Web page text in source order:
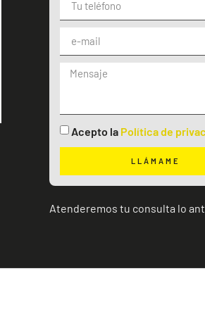
Acepto la Política de
LLÁMAME
Atenderemos tu consulta lo